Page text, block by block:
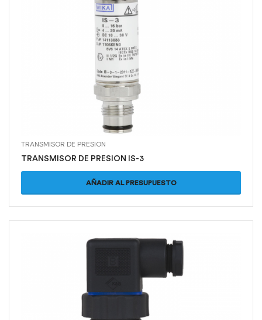
TRANSMISOR DE PRESION
TRANSMISOR DE PRESION IS-3
AÑADIR AL PRESUPUESTO